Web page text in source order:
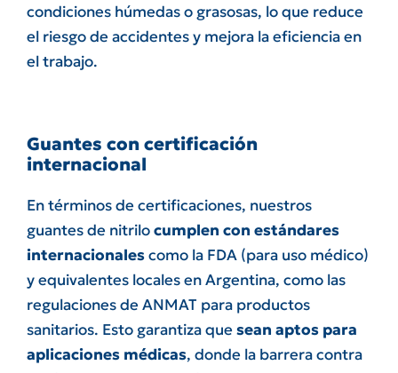
condiciones húmedas o grasosas, lo que reduce
el riesgo de accidentes y mejora la eficiencia en
el trabajo.
Guantes con certificación
internacional
En términos de certificaciones, nuestros
guantes de nitrilocumplen con estándares
internacionalescomo la FDA (para uso médico)
y equivalentes locales en Argentina, como las
regulaciones de ANMAT para productos
sanitarios. Esto garantiza quesean aptos para
aplicaciones médicas, donde la barrera contra